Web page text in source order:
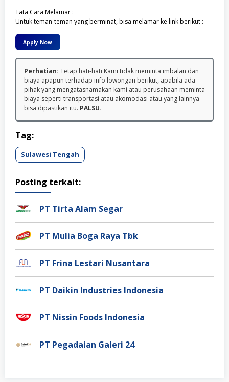
Tata Cara Melamar :
Untuk teman-teman yang berminat, bisa melamar ke link berikut :
Apply Now
Perhatian: Tetap hati-hati Kami tidak meminta imbalan dan
biaya apapun terhadap info lowongan berikut, apabila ada
pihak yang mengatasnamakan kami atau perusahaan meminta
biaya seperti transportasi atau akomodasi atau yang lainnya
bisa dipastikan itu. PALSU.
Tag:
Sulawesi Tengah
Posting terkait:
PT Tirta Alam Segar
PT Mulia Boga Raya Tbk
PT Frina Lestari Nusantara
PT Daikin Industries Indonesia
PT Nissin Foods Indonesia
PT Pegadaian Galeri 24